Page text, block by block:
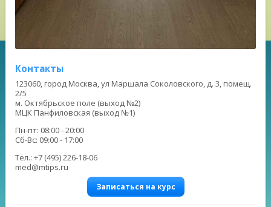
Контакты
123060, город Москва, ул Маршала Соколовского, д. 3, помещ.
2/5
м. Октябрьское поле (выход №2)
МЦК Панфиловская (выход №1)
Пн-пт: 08:00 - 20:00
Сб-Вс: 09:00 - 17:00
Тел.: +7 (495) 226-18-06
med@mtips.ru
Записаться на курс